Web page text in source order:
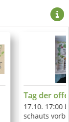
Tag der
17.10. 17:00
schauts